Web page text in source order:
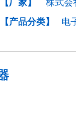
【厂家】
株式会
【产品分类】
电